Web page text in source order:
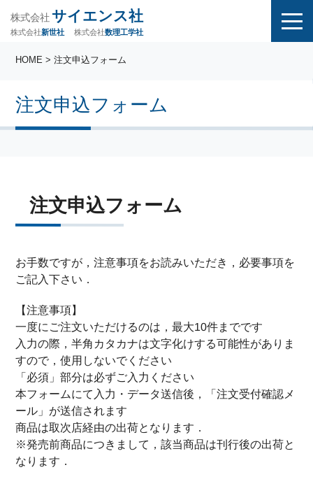
株式会社 サイエンス社
株式会社新世社 株式会社数理工学社
注文申込フォーム
HOME > 注文申込フォーム
注文申込フォーム
お手数ですが，注意事項をお読みいただき，必要事項を
ご記入下さい．
【注意事項】
一度にご注文いただけるのは，最大10件までです
入力の際，半角カタカナは文字化けする可能性がありま
すので，使用しないでください
「必須」部分は必ずご入力ください
本フォームにて入力・データ送信後，「注文受付確認メ
ール」が送信されます
商品は取次店経由の出荷となります．
※発売前商品につきまして，該当商品は刊行後の出荷と
なります．